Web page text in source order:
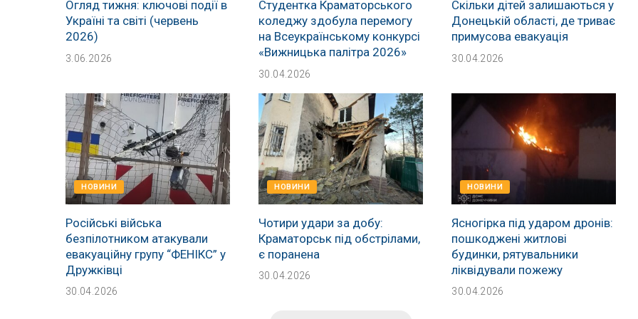
Огляд тижня: ключові події в
Україні та світі (червень
2026)
3.06.2026
Студентка Краматорського
коледжу здобула перемогу
на Всеукраїнському конкурсі
«Вижницька палітра 2026»
30.04.2026
Скільки дітей залишаються у
Донецькій області, де триває
примусова евакуація
30.04.2026
НОВИНИ
Російські війська
безпілотником атакували
евакуаційну групу “ФЕНІКС” у
Дружківці
30.04.2026
НОВИНИ
Чотири удари за добу:
Краматорськ під обстрілами,
є поранена
30.04.2026
НОВИНИ
Ясногірка під ударом дронів:
пошкоджені житлові
будинки, рятувальники
ліквідували пожежу
30.04.2026